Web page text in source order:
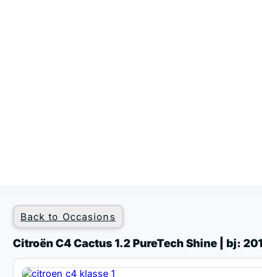
Back to Occasions
Citroën C4 Cactus 1.2 PureTech Shine | bj: